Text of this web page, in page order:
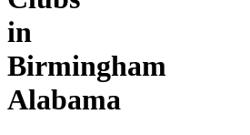
in
Birmingham
Alabama